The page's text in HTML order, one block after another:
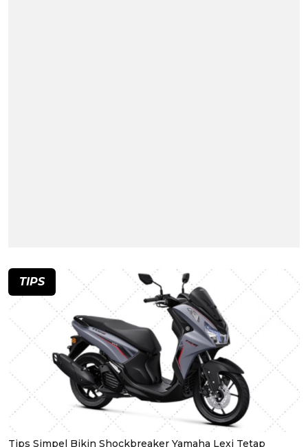
TIPS
Tips Simpel Bikin Shockbreaker Yamaha Lexi Tetap